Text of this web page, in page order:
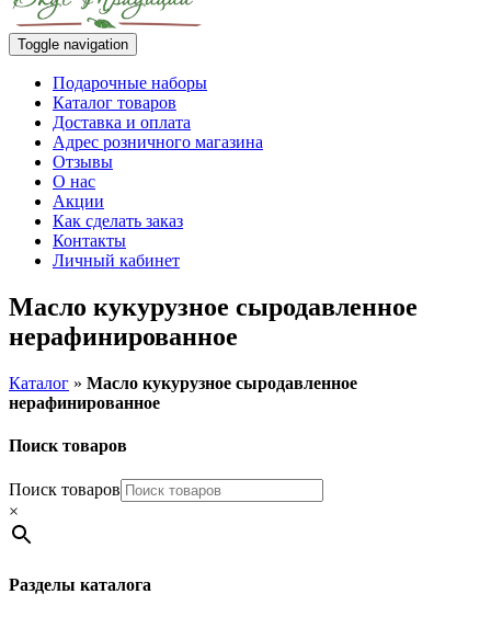
Toggle navigation
Подарочные наборы
Каталог товаров
Доставка и оплата
Адрес розничного магазина
Отзывы
О нас
Акции
Как сделать заказ
Контакты
Личный кабинет
Масло кукурузное сыродавленное
нерафинированное
Каталог » Масло кукурузное сыродавленное
нерафинированное
Поиск товаров
Поиск товаров
×
Разделы каталога